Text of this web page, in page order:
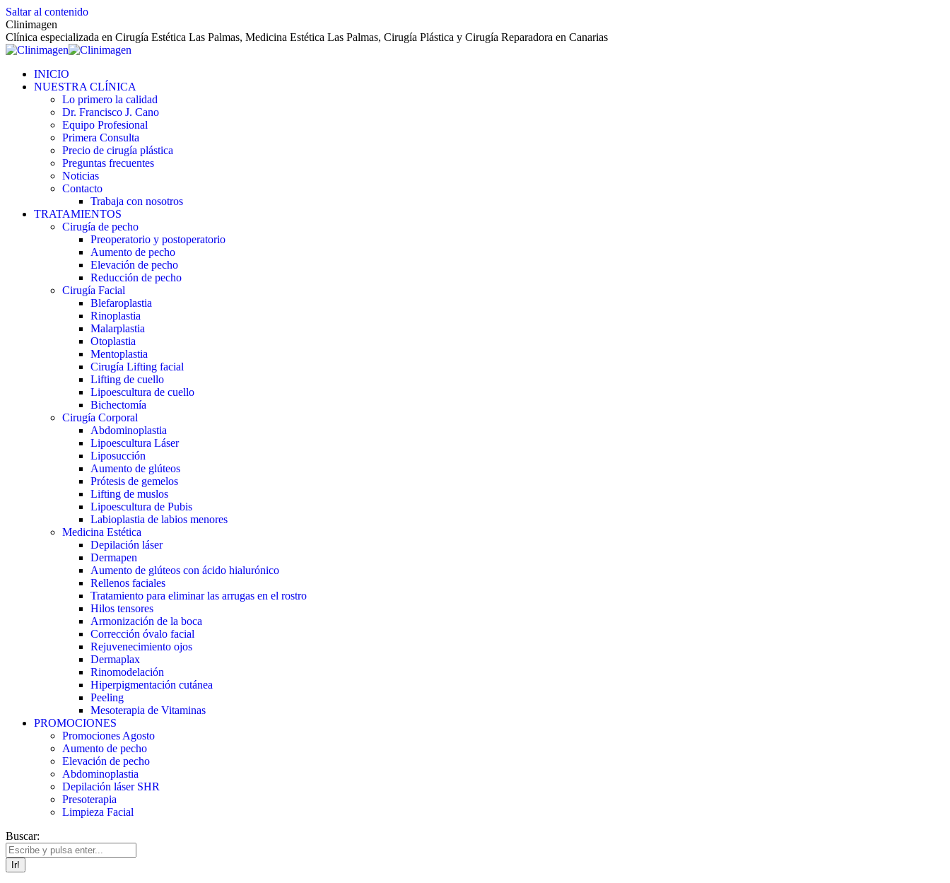
Saltar al contenido
Clinimagen
Clínica especializada en Cirugía Estética Las Palmas, Medicina Estética Las Palmas, Cirugía Plástica y Cirugía Reparadora en Canarias
INICIO
NUESTRA CLÍNICA
Lo primero la calidad
Dr. Francisco J. Cano
Equipo Profesional
Primera Consulta
Precio de cirugía plástica
Preguntas frecuentes
Noticias
Contacto
Trabaja con nosotros
TRATAMIENTOS
Cirugía de pecho
Preoperatorio y postoperatorio
Aumento de pecho
Elevación de pecho
Reducción de pecho
Cirugía Facial
Blefaroplastia
Rinoplastia
Malarplastia
Otoplastia
Mentoplastia
Cirugía Lifting facial
Lifting de cuello
Lipoescultura de cuello
Bichectomía
Cirugía Corporal
Abdominoplastia
Lipoescultura Láser
Liposucción
Aumento de glúteos
Prótesis de gemelos
Lifting de muslos
Lipoescultura de Pubis
Labioplastia de labios menores
Medicina Estética
Depilación láser
Dermapen
Aumento de glúteos con ácido hialurónico
Rellenos faciales
Tratamiento para eliminar las arrugas en el rostro
Hilos tensores
Armonización de la boca
Corrección óvalo facial
Rejuvenecimiento ojos
Dermaplax
Rinomodelación
Hiperpigmentación cutánea
Peeling
Mesoterapia de Vitaminas
PROMOCIONES
Promociones Agosto
Aumento de pecho
Elevación de pecho
Abdominoplastia
Depilación láser SHR
Presoterapia
Limpieza Facial
Buscar: